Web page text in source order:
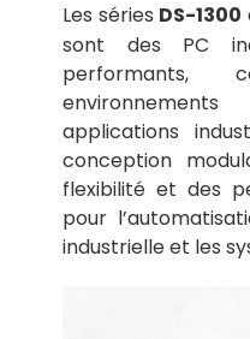
Les séries DS-1300
sont des PC
performants,
applications
conception
flexibilité et des
pour
industrielle et les